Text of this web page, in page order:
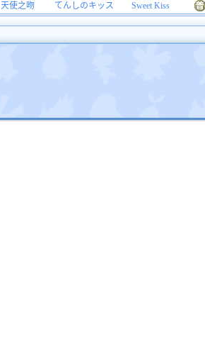
天使之吻 てんしのキッス Sweet Kiss